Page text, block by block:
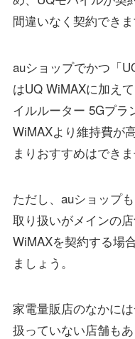
間違いなく契約できま
auショップでかつ「
はUQ WiMAXに加え
イルルーター 5Gプラ
WiMAXより維持費が
まりおすすめはできま
ただし、auショップ
取り扱いがメインの
WiMAXを契約する場
ましょう。
家電量販店のなかに
扱っていない店舗も